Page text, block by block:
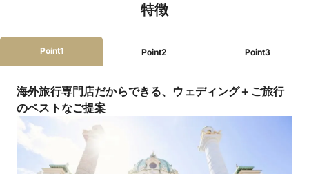
挙式日の前日から起算して21日前から15日前まで・・・
挙式日の前日から起算して14日前から3日前まで・・・
挙式日の前日から起算して2日前から挙式当日まで・・・
※29日前までは変更料・キャンセル料一切かかりませ
特徴
Point1 Point2 Point3
海外旅行専門店だからできる、ウェディング＋ご旅行
のベストなご提案